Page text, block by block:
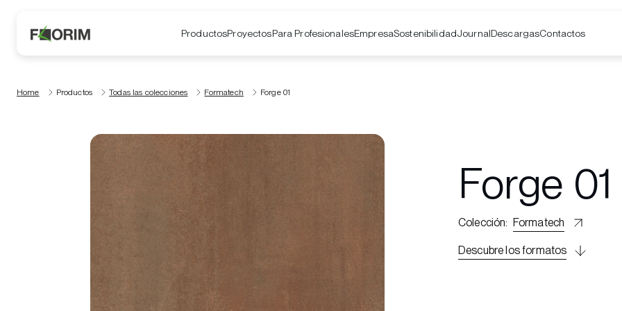
ProductosProyectosPara ProfesionalesEmpresaSostenibilidadJournalDescargasContactos
Home Productos Todas las colecciones Formatech Forge 01
Forge 01
Colección: Formatech
Descubre los formatos